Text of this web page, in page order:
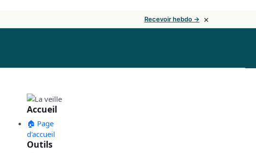
Recevoir hebdo → ×
Accueil
🏠 Page
d'accueil
Outils